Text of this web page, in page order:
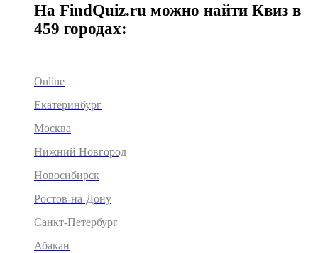
На FindQuiz.ru можно найти Квиз в
459 городах:
Online
Екатеринбург
Москва
Нижний Новгород
Новосибирск
Ростов-на-Дону
Санкт-Петербург
Абакан